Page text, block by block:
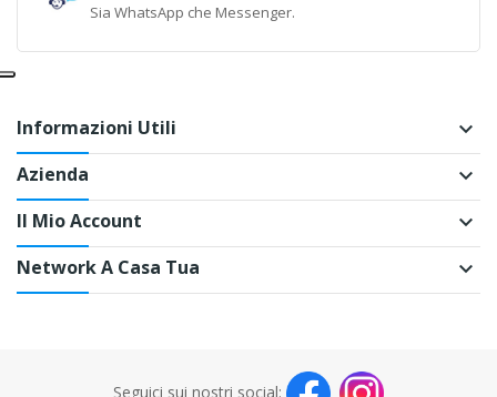
Sia WhatsApp che Messenger.
Informazioni Utili keyboard_arrow_down
Azienda keyboard_arrow_down
Il Mio Account keyboard_arrow_down
Network A Casa Tua keyboard_arrow_down
Seguici sui nostri social: